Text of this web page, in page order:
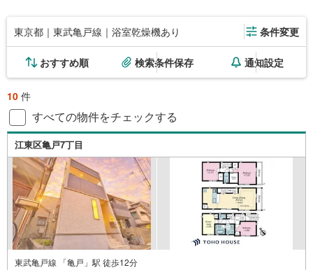
東京都｜東武亀戸線｜浴室乾燥機あり 条件変更
おすすめ順 検索条件保存 通知設定
10 件
すべての物件をチェックする
江東区亀戸7丁目
東武亀戸線 「亀戸」駅 徒歩12分